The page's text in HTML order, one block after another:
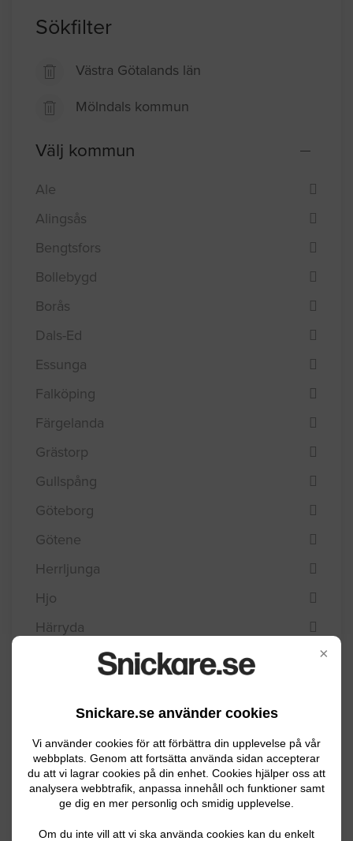
×
Snickare.se använder cookies
Vi använder cookies för att förbättra din upplevelse på vår
webbplats. Genom att fortsätta använda sidan accepterar
du att vi lagrar cookies på din enhet. Cookies hjälper oss att
analysera webbtrafik, anpassa innehåll och funktioner samt
ge dig en mer personlig och smidig upplevelse.
Om du inte vill att vi ska använda cookies kan du enkelt
Sökfilter
Västra Götalands län
Mölndals kommun
Välj kommun
Ale
Alingsås
Bengtsfors
Bollebygd
Borås
Dals-Ed
Essunga
Falköping
Färgelanda
Grästorp
Gullspång
Göteborg
Götene
Herrljunga
Hjo
Härryda
Lidköping
Lilla Edet
Lysekil
Mariestad